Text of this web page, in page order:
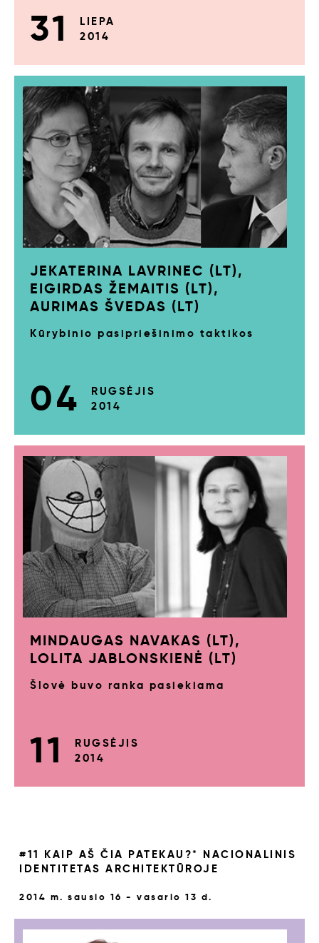
31
LIEPA
2014
JEKATERINA LAVRINEC (LT),
EIGIRDAS ŽEMAITIS (LT),
AURIMAS ŠVEDAS (LT)
Kūrybinio pasipriešinimo taktikos
04
RUGSĖJIS
2014
MINDAUGAS NAVAKAS (LT),
LOLITA JABLONSKIENĖ (LT)
Šlovė buvo ranka pasiekiama
11
RUGSĖJIS
2014
#11 KAIP AŠ ČIA PATEKAU?* NACIONALINIS
IDENTITETAS ARCHITEKTŪROJE
2014 m. sausio 16 - vasario 13 d.